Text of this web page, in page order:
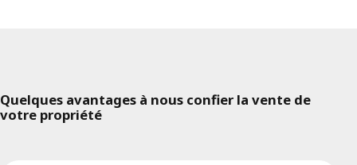
Quelques avantages à nous confier la vente de
votre propriété